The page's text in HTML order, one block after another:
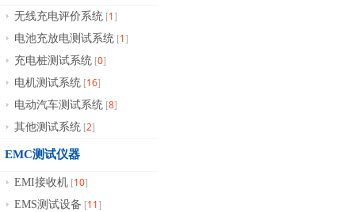
无线充电评价系统 [1]
电池充放电测试系统 [1]
充电桩测试系统 [0]
电机测试系统 [16]
电动汽车测试系统 [8]
其他测试系统 [2]
EMC测试仪器
EMI接收机 [10]
EMS测试设备 [11]